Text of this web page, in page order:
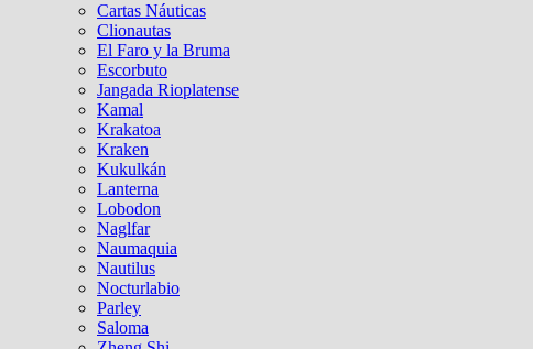
Cartas Náuticas
Clionautas
El Faro y la Bruma
Escorbuto
Jangada Rioplatense
Kamal
Krakatoa
Kraken
Kukulkán
Lanterna
Lobodon
Naglfar
Naumaquia
Nautilus
Nocturlabio
Parley
Saloma